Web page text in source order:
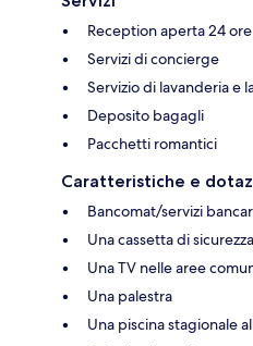
Reception aperta 24
Servizi di concierge
Servizio di lavanderia e
Deposito bagagli
Pacchetti romantici
Caratteristiche e
Bancomat/servizi
Una cassetta di
Una TV nelle aree
Una palestra
Una piscina stagionale